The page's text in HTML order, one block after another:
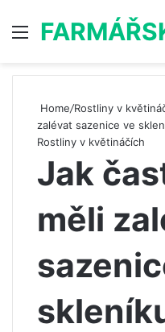
Menu
Home/Rostliny v
zalévat sazenice ve
Rostliny v květináčích
Jak
měli